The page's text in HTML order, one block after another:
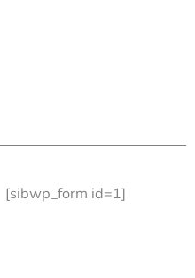
[sibwp_form id=1]